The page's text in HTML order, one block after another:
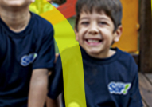
Famílias brasileiras
Desmatamento na
Motorista morre em
Depoimento de